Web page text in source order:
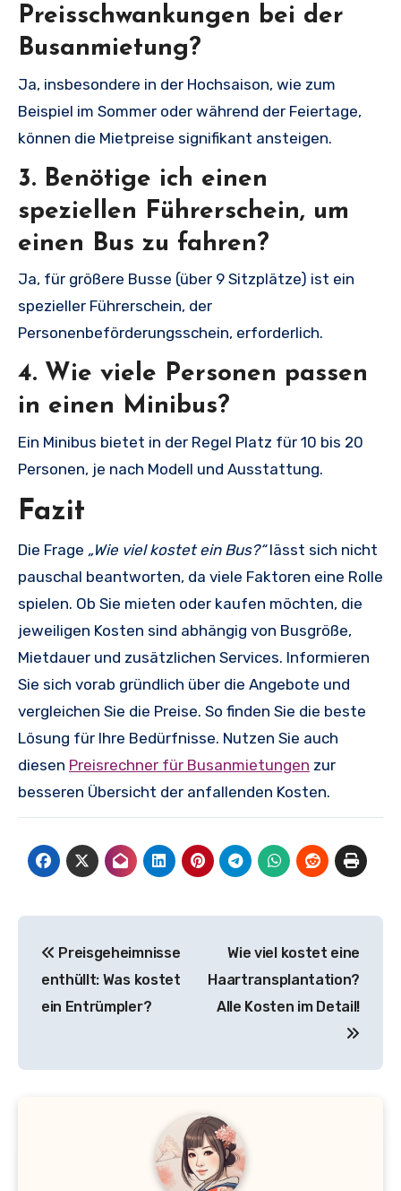
Preisschwankungen bei der
Busanmietung?
Ja, insbesondere in der Hochsaison, wie zum
Beispiel im Sommer oder während der Feiertage,
können die Mietpreise signifikant ansteigen.
3. Benötige ich einen
speziellen Führerschein, um
einen Bus zu fahren?
Ja, für größere Busse (über 9 Sitzplätze) ist ein
spezieller Führerschein, der
Personenbeförderungsschein, erforderlich.
4. Wie viele Personen passen
in einen Minibus?
Ein Minibus bietet in der Regel Platz für 10 bis 20
Personen, je nach Modell und Ausstattung.
Fazit
Die Frage „Wie viel kostet ein Bus?“lässt sich nicht
pauschal beantworten, da viele Faktoren eine Rolle
spielen. Ob Sie mieten oder kaufen möchten, die
jeweiligen Kosten sind abhängig von Busgröße,
Mietdauer und zusätzlichen Services. Informieren
Sie sich vorab gründlich über die Angebote und
vergleichen Sie die Preise. So finden Sie die beste
Lösung für Ihre Bedürfnisse. Nutzen Sie auch
diesen Preisrechner für Busanmietungen zur
besseren Übersicht der anfallenden Kosten.
Preisgeheimnisse
enthüllt: Was kostet
ein Entrümpler?
Wie viel kostet eine
Haartransplantation?
Alle Kosten im Detail!